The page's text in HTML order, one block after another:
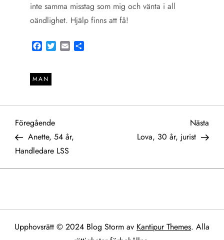
inte samma misstag som mig och vänta i all
oändlighet. Hjälp finns att få!
Facebook
TwitterEmail
MAN
I
n
l
g
Föregående
inlägg
Föregående
Anette, 54 år,
Handledare LSS
Nästa
Lova, 30 år, jurist
Upphovsrätt © 2024 Blog Storm av Kantipur Themes. Alla